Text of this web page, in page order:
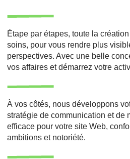
Étape par étapes, toute la
soins, pour vous rendre plus
perspectives. Avec une belle
vos affaires et démarrez votre
À vos côtés, nous développons
stratégie de communication et
efficace pour votre site Web,
ambitions et notoriété.